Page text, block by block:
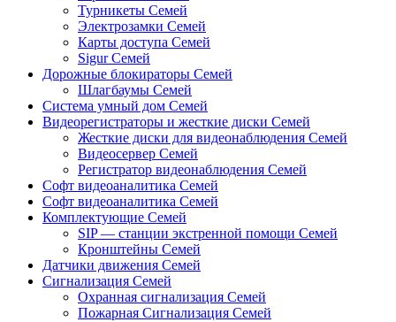
Турникеты Семей
Электрозамки Семей
Карты доступа Семей
Sigur Семей
Дорожные блокираторы Семей
Шлагбаумы Семей
Система умный дом Семей
Видеорегистраторы и жесткие диски Семей
Жесткие диски для видеонаблюдения Семей
Видеосервер Семей
Регистратор видеонаблюдения Семей
Софт видеоаналитика Семей
Софт видеоаналитика Семей
Комплектующие Семей
SIP — станции экстренной помощи Семей
Кронштейны Семей
Датчики движения Семей
Сигнализация Семей
Охранная сигнализация Семей
Пожарная Сигнализация Семей